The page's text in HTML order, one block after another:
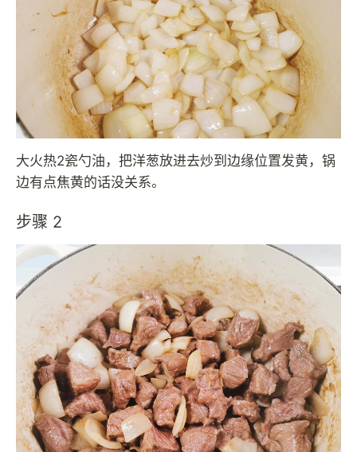
大火热2瓷勺油，把洋葱放进去炒到边缘位置发黄，锅
边有点焦黄的话没关系。
步骤 2